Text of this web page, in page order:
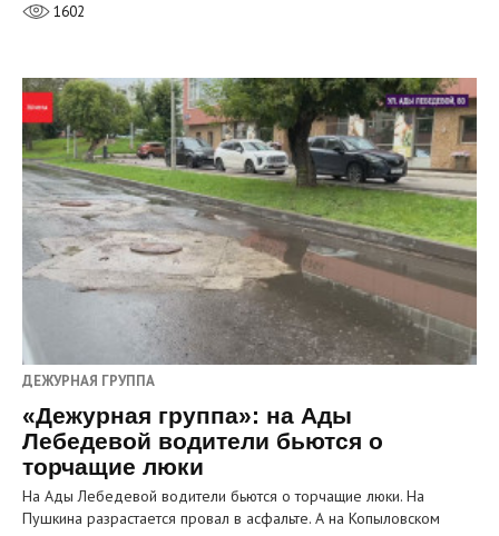
1602
ДЕЖУРНАЯ ГРУППА
«Дежурная группа»: на Ады
Лебедевой водители бьются о
торчащие люки
На Ады Лебедевой водители бьются о торчащие люки. На
Пушкина разрастается провал в асфальте. А на Копыловском